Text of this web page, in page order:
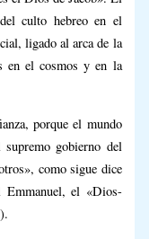
culto hebreo en el
ligado al arca de la
en el cosmos y en la
porque el mundo
gobierno del
como sigue dice
Emmanuel, el «Dios-